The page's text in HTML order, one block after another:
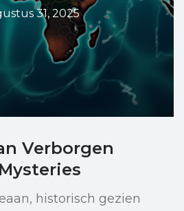
31, 2025
Verborgen
historisch gezien